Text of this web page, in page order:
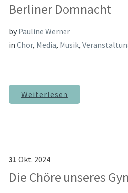
Berliner Domnacht
byPauline Werner
in Chor, Media, Musik,
Weiterlesen
31 Okt. 2024
Die Chöre unseres